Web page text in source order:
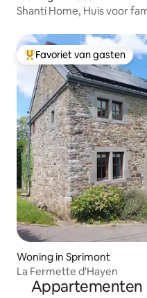
Shanti Home, Huis voor
Topfavoriet van gasten
Favoriet van gasten
Woning in Sprimont
La Fermette d'Hayen
Appartementen